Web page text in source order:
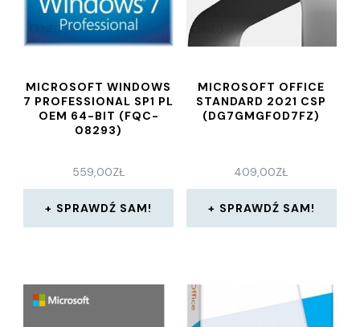
MICROSOFT WINDOWS
7 PROFESSIONAL SP1 PL
OEM 64-BIT (FQC-
08293)
559,00ZŁ
SPRAWDŹ SAM!
MICROSOFT OFFICE
STANDARD 2021 CSP
(DG7GMGF0D7FZ)
409,00ZŁ
SPRAWDŹ SAM!